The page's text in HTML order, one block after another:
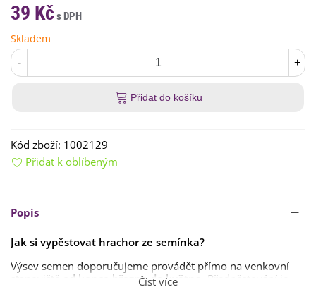
39 Kč
Skladem
- +
Přidat do košíku
Kód zboží: 1002129
Přidat k oblíbeným
Popis
Jak si vypěstovat hrachor ze semínka?
Výsev semen doporučujeme provádět přímo na venkovní
stanoviště od konce března do května
. Předpěstování je
Číst více